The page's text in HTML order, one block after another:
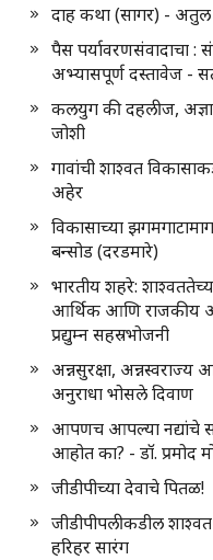
दाह कथा (सागर) -
पैस पर्यावरणसंवादाचा
अभ्यासपूर्ण दस्तावेज -
कलयुग की दहलीज,
जोशी
गावांची शाश्वत
अहेर
विकासाच्या
बन्सोड (दरडमारे)
भारतीय शहरे:
आर्थिक आणि राजकीय
प्रद्युम्न सहस्रभोजनी
अन्नसुरक्षा, अन्नस्वराज्य
अनुराधा भोसले दिवाण
आपणच आपल्या नद्यांचे
आहोत का? - डॉ. प्रमोद
जीडीपीच्या देवाचे
जीडीपीपलीकडील
हरिहर सारंग